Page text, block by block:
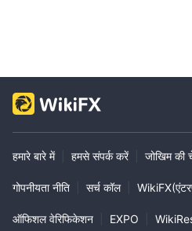
हमारे बारे में हमसे संपर्क करें जोखिम की
गोपनीयता नीति सर्च कॉल
ऑफिशल वेरिफिकेशन EXPO